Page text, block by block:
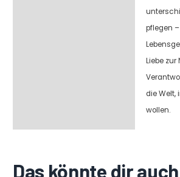
pflegen
Liebe
die Welt,
wollen.
Das könnte dir auch